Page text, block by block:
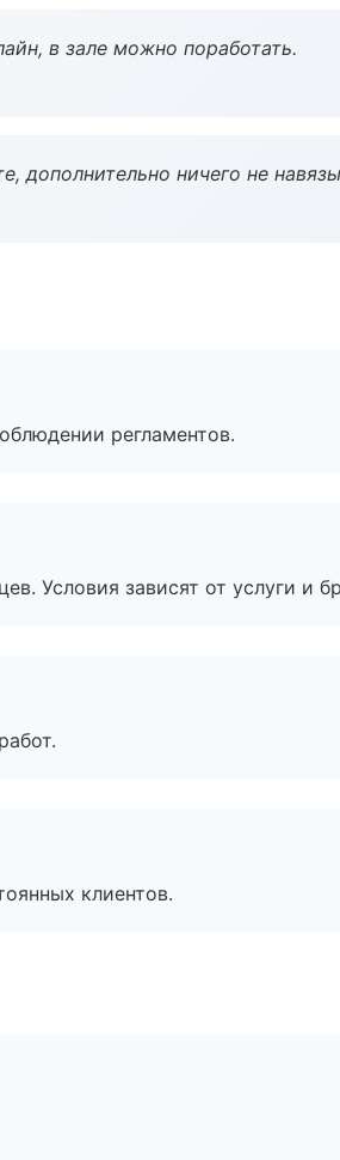
в зале можно поработать.
дополнительно ничего не
регламентов.
Условия зависят от услуги и
клиентов.